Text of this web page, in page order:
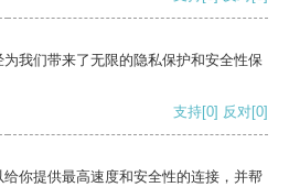
我们带来了无限的隐私保护和安全性保
支持[0] 反对[0]
你提供最高速度和安全性的连接，并帮